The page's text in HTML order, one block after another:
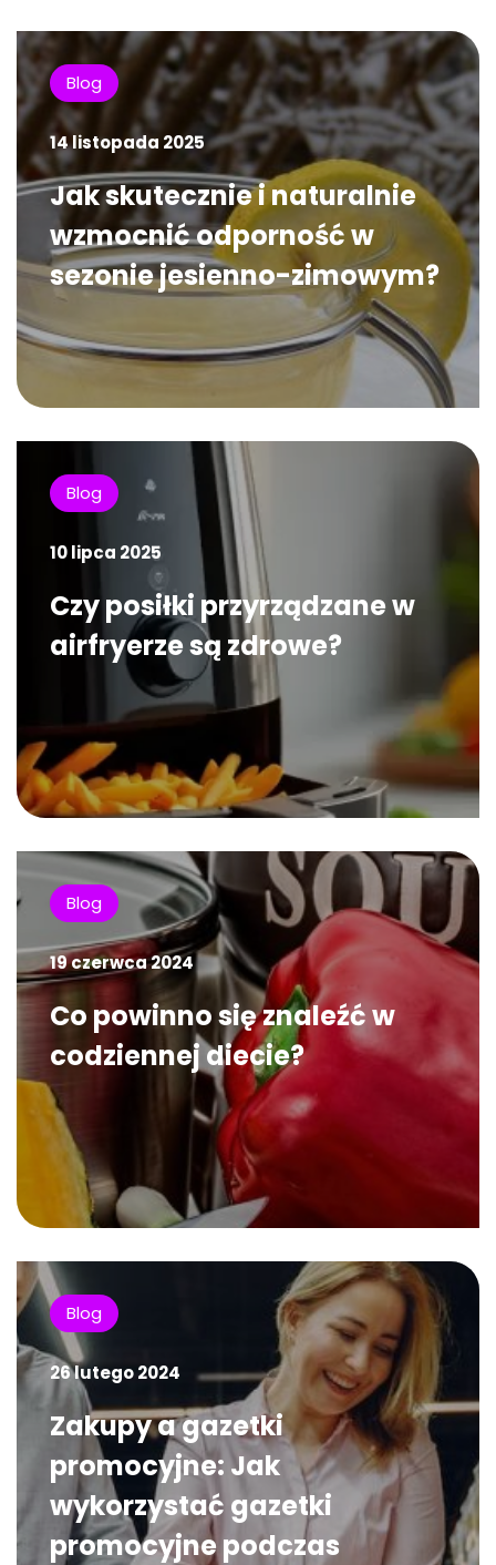
Blog
14 listopada 2025
Jak skutecznie i naturalnie
wzmocnić odporność w
sezonie jesienno-zimowym?
Blog
10 lipca 2025
Czy posiłki przyrządzane w
airfryerze są zdrowe?
Blog
19 czerwca 2024
Co powinno się znaleźć w
codziennej diecie?
Blog
26 lutego 2024
Zakupy a gazetki
promocyjne: Jak
wykorzystać gazetki
promocyjne podczas